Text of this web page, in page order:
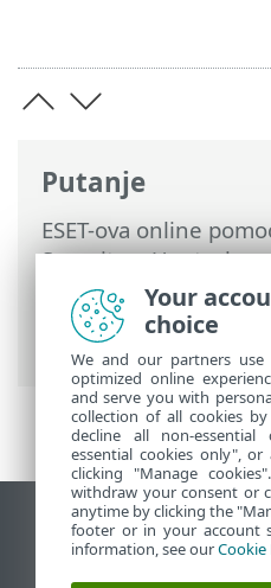
Putanje
ESET-ova online
Security>Upotreba
Endpoint Security>
> Rješavanje
mrežnom zaštitom
Prikaži stranicu za
End of Life
Your
choice
We and our partners
optimized online
and serve you with
collection of all cookies
decline all non-essential
essential cookies only",
clicking "Manage
withdraw your consent or
anytime by clicking the
footer or in your account
information, see ourCookie